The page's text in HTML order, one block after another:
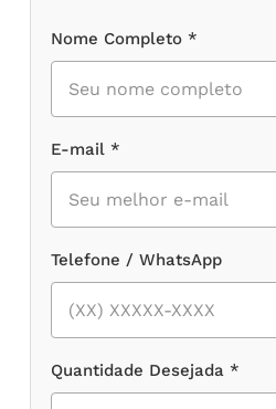
Nome Completo *
E-mail *
Telefone / WhatsApp
Quantidade Desejada *